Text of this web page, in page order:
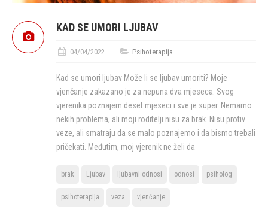
KAD SE UMORI LJUBAV
04/04/2022 Psihoterapija
Kad se umori ljubav Može li se ljubav umoriti? Moje
vjenčanje zakazano je za nepuna dva mjeseca. Svog
vjerenika poznajem deset mjeseci i sve je super. Nemamo
nekih problema, ali moji roditelji nisu za brak. Nisu protiv
veze, ali smatraju da se malo poznajemo i da bismo trebali
pričekati. Međutim, moj vjerenik ne želi da
brak Ljubav ljubavni odnosi odnosi psiholog
psihoterapija veza vjenčanje